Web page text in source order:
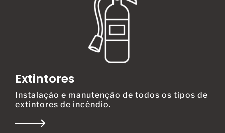
Extintores
Instalação e manutenção de todos os tipos de
extintores de incêndio.